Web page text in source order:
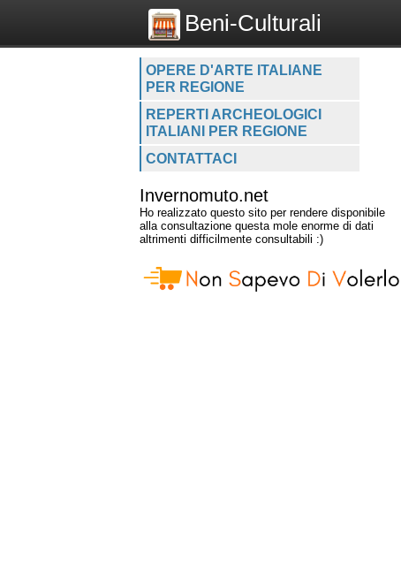
Beni-Culturali
OPERE D'ARTE ITALIANE
PER REGIONE
REPERTI ARCHEOLOGICI
ITALIANI PER REGIONE
CONTATTACI
Invernomuto.net
Ho realizzato questo sito per rendere disponibile
alla consultazione questa mole enorme di dati
altrimenti difficilmente consultabili :)